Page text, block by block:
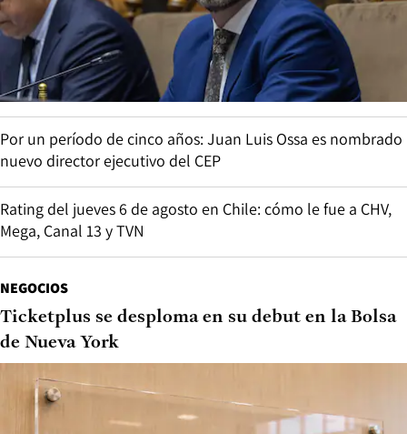
Por un período de cinco años: Juan Luis Ossa es nombrado
nuevo director ejecutivo del CEP
Rating del jueves 6 de agosto en Chile: cómo le fue a CHV,
Mega, Canal 13 y TVN
NEGOCIOS
Ticketplus se desploma en su debut en la Bolsa
de Nueva York